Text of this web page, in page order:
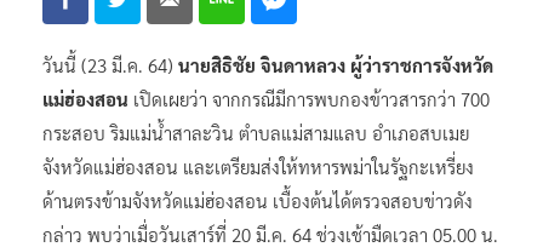
วันนี้ (23 มี.ค. 64) นายสิธิชัย จินดาหลวง ผู้ว่าราชการจังหวัด
แม่ฮ่องสอน เปิดเผยว่า​ จากกรณีมีการพบกองข้าวสารกว่า 700
กระสอบ ริมแม่น้ำสาละวิน ตำบลแม่สามแลบ อำเภอสบเมย
จังหวัดแม่ฮ่องสอน และเตรียมส่งให้ทหารพม่าในรัฐกะเหรี่ยง
ด้านตรงข้ามจังหวัดแม่ฮ่องสอน เบื้องต้นได้ตรวจสอบข่าวดัง
กล่าว​ พบว่าเมื่อวันเสาร์ที่ 20 มี.ค. 64 ช่วงเช้ามืดเวลา 05.00 น.